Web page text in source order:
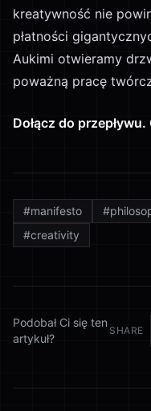
kreatywność nie
płatności
Aukimi otwieramy
poważną pracę
Dołącz do
#manifesto #
#creativity
Podobał Ci się ten
artykuł?
SHARE